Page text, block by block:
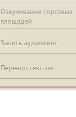
Озвучивание торговых
площадей
Запись аудиокниг
Перевод текстов